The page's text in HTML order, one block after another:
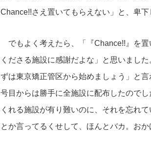
Chance!!さえ置いてもらえない」と、卑
でもよく考えたら、「『Chance!! 』を
くださる施設に感謝だよな」と思いまし
ずは東京矯正管区から始めましょう」と
号目からは勝手に全施設に配布したので
くれる施設が有り難いのに、それを忘れ
とか言ってるくせして、ほんとバカ。お